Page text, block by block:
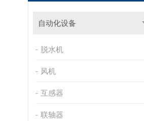
自动化设备
脱水机
风机
互感器
联轴器